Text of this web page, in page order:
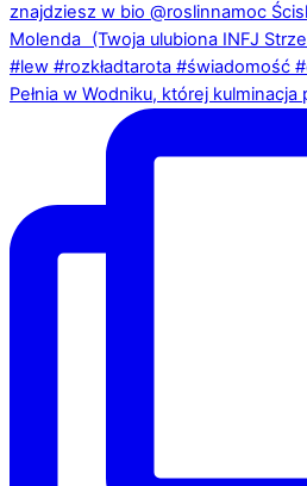
Pełnia w Wodniku, której